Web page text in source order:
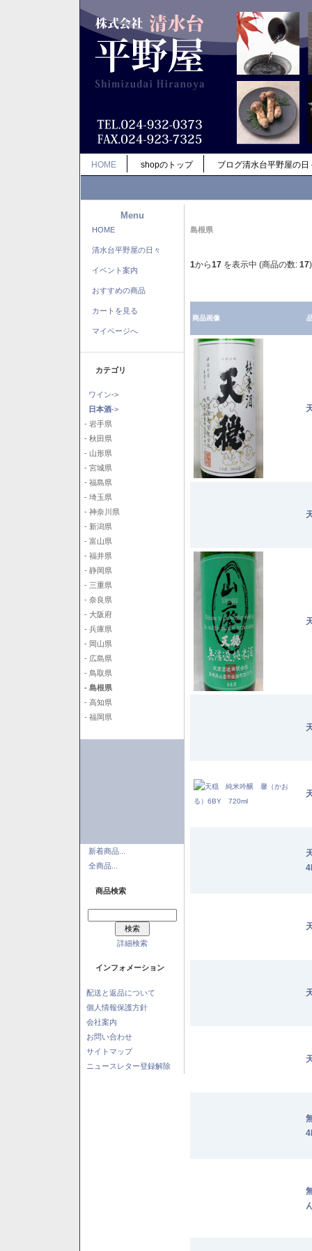
HOME shopのトップ ブログ清水台平野屋の日
Menu
HOME
清水台平野屋の日々
イベント案内
おすすめの商品
カートを見る
マイページへ
カテゴリ
ワイン->
日本酒->
- 岩手県
- 秋田県
- 山形県
- 宮城県
- 福島県
- 埼玉県
- 神奈川県
- 新潟県
- 富山県
- 福井県
- 静岡県
- 三重県
- 奈良県
- 大阪府
- 兵庫県
- 岡山県
- 広島県
- 鳥取県
- 島根県
- 高知県
- 福岡県
新着商品...
全商品...
商品検索
詳細検索
インフォメーション
配送と返品について
個人情報保護方針
会社案内
お問い合わせ
サイトマップ
ニュースレター登録解除
島根県
1から17 を表示中 (商品の数: 17)
商品画像